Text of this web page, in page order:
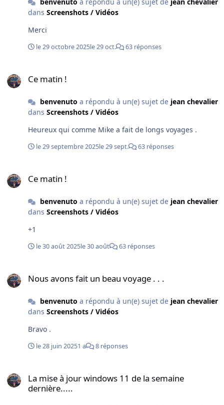
dans Screenshots / Vidéos
Merci
le 29 octobre 2025le 29 oct. 63 réponses
Ce matin !
benvenuto a répondu à un(e) sujet de jean chevalier
dans Screenshots / Vidéos
Heureux qui comme Mike a fait de longs voyages .
le 29 septembre 2025le 29 sept. 63 réponses
Ce matin !
benvenuto a répondu à un(e) sujet de jean chevalier
dans Screenshots / Vidéos
+1
le 30 août 2025le 30 août 63 réponses
Nous avons fait un beau voyage . . .
benvenuto a répondu à un(e) sujet de jean chevalier
dans Screenshots / Vidéos
Bravo .
le 28 juin 20251 a 8 réponses
La mise à jour windows 11 de la semaine
dernière.....